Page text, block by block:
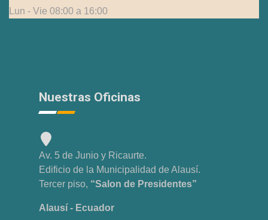
Lun - Vie 08:00 a 16:00
Nuestras Oficinas
Av. 5 de Junio y Ricaurte.
Edificio de la Municipalidad de Alausí.
Tercer piso, “Salon de Presidentes”
Alausí - Ecuador